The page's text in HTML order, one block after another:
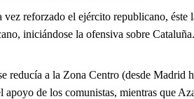
reforzado el ejército republicano,
iniciándose la ofensiva sobre
reducía a la Zona Centro (desde Madrid
de los comunistas, mientras que